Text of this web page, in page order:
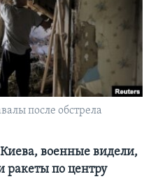
после обстрела
военные видели,
ракеты по центру